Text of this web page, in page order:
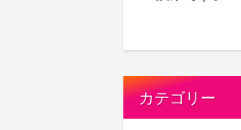
カテゴリー